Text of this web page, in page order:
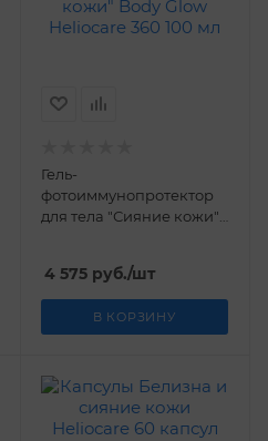
Гель-
фотоиммунопротектор
для тела "Сияние кожи"
4 575руб./шт
В КОРЗИНУ